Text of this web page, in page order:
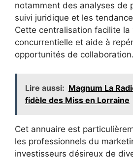
notamment des analyses de
suivi juridique et les
Cette centralisation facilite la
concurrentielle et aide à
opportunités de collaboration.
Lire aussi: Magnum La
fidèle des Miss en Lorraine
Cet annuaire est
les professionnels du
investisseurs désireux de